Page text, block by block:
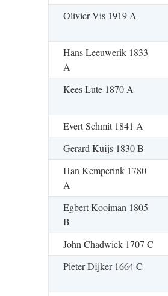
Olivier Vis 1919 A
Hans Leeuwerik 1833
A
Kees Lute 1870 A
Evert Schmit 1841 A
Gerard Kuijs 1830 B
Han Kemperink 1780
A
Egbert Kooiman 1805
B
John Chadwick 1707 C
Pieter Dijker 1664 C